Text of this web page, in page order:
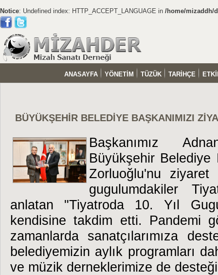
Notice: Undefined index: HTTP_ACCEPT_LANGUAGE in /home/mizaddh/
ANASAYFA YÖNETİM TÜZÜK TARİHÇE
BÜYÜKŞEHİR BELEDİYE BAŞKANIMIZI
Başkanımız
Büyükşehir Belediye
Zorluoğlu'nu
gugulumdakiler
anlatan "Tiyatroda 10. Yıl
kendisine takdim etti. Pandemi
zamanlarda sanatçılarımıza
belediyemizin aylık programları
ve müzik derneklerimize de